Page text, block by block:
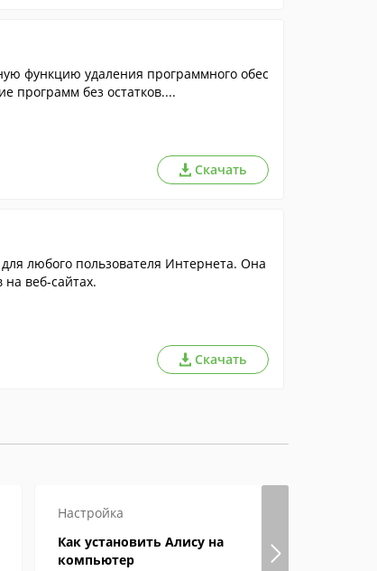
функцию удаления программного обес
программ без остатков....
Скачать
любого пользователя Интернета. Она
веб-сайтах.
Скачать
Настройка
Как установить Алису на
компьютер